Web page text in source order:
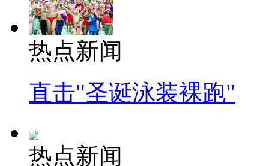
热点新闻
直击"圣诞泳装裸跑"
热点新闻